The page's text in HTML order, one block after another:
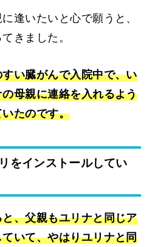
逢いたいと心で願うと、
きました。
い臓がんで入院中で、い
母親に連絡を入れるよう
たのです。
をインストールしてい
、父親もユリナと同じア
いて、やはりユリナと同